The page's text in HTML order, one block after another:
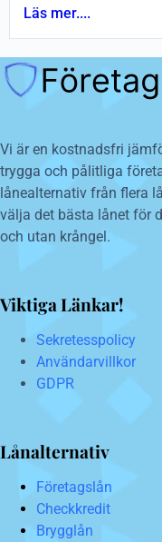
Läs mer....
Vi är en kostnadsfri
trygga och pålitliga
lånealternativ från flera
välja det bästa lånet för
och utan krångel.
Viktiga Länkar!
Sekretesspolicy
Användarvillkor
GDPR
Lånalternativ
Företagslån
Checkkredit
Brygglån